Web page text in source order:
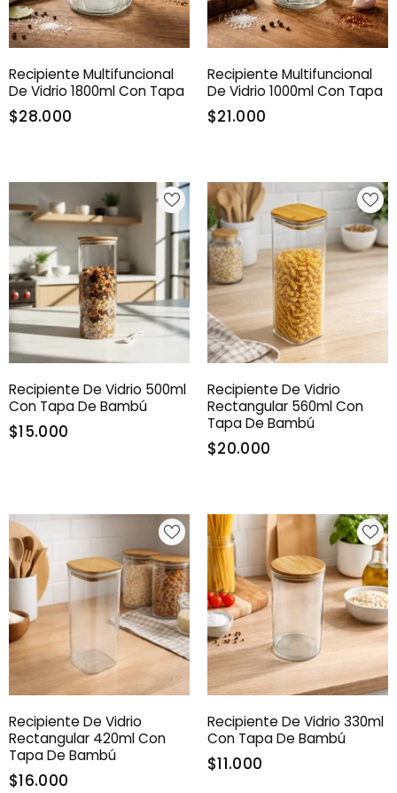
Recipiente Multifuncional
De Vidrio 1800ml Con Tapa
$28.000
Recipiente Multifuncional
De Vidrio 1000ml Con Tapa
$21.000
Recipiente De Vidrio 500ml
Con Tapa De Bambú
$15.000
Recipiente De Vidrio
Rectangular 560ml Con
Tapa De Bambú
$20.000
Recipiente De Vidrio
Rectangular 420ml Con
Tapa De Bambú
$16.000
Recipiente De Vidrio 330ml
Con Tapa De Bambú
$11.000